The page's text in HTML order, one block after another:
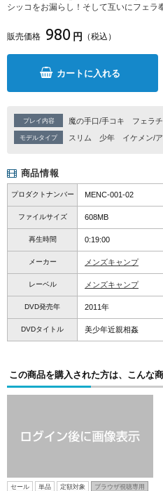
シッコをお漏らし！そして互いにフェラ
販売価格 980 円 （税込）
カートに入れる
プレイ内容 魔の手口/手コキ フェラ
モデルタイプ スリム 少年 イケメン/
商品情報
プロダクトナンバー MENC-001-02
ファイルサイズ 608MB
再生時間 0:19:00
メーカー メンズキャンプ
レーベル メンズキャンプ
DVD発売年 2011年
DVDタイトル 美少年近親相姦
この商品を購入された方は、こんな
セール 単品 定額対象 ブラウザ視聴専用